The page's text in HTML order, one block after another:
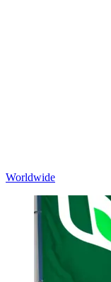
Worldwide